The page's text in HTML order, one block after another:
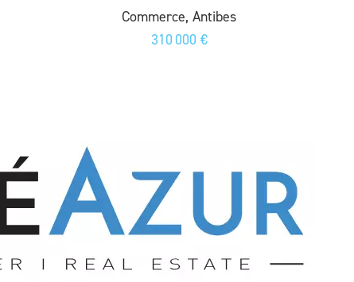
Commerce, Antibes
310 000 €